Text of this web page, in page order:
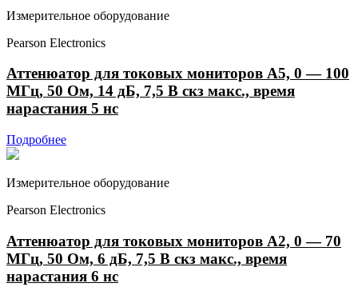
Измерительное оборудование
Pearson Electronics
Аттенюатор для токовых мониторов А5, 0 — 100
МГц, 50 Ом, 14 дБ, 7,5 В скз макс., время
нарастания 5 нс
Подробнее
Измерительное оборудование
Pearson Electronics
Аттенюатор для токовых мониторов A2, 0 — 70
МГц, 50 Ом, 6 дБ, 7,5 В скз макс., время
нарастания 6 нс